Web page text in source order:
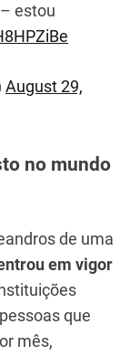
estou
August 29,
no mundo
de uma
em vigor
que
mês,